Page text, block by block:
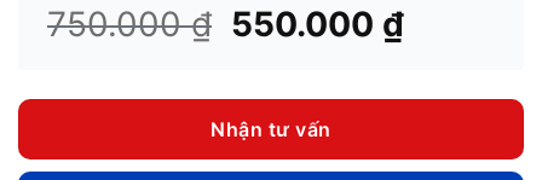
750.000₫ Giá
là:
750.000 ₫.
550.000 ₫Giá
tại
Nhận tư vấn